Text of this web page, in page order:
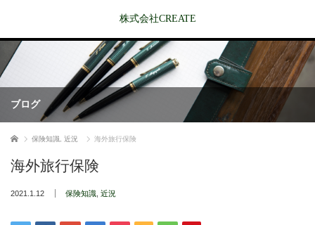
株式会社CREATE
ブログ
ホーム 保険知識 近況 海外旅行保険
海外旅行保険
2021.1.12 保険知識 近況